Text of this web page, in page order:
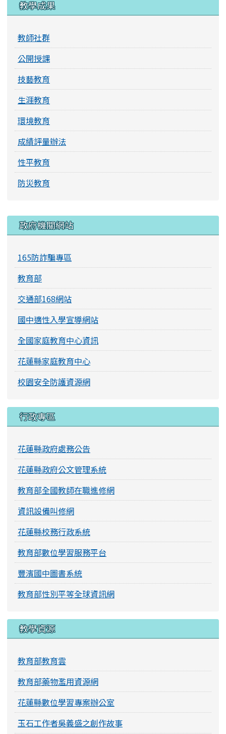
教學成果
教師社群
公開授課
技藝教育
生涯教育
環境教育
成績評量辦法
性平教育
防災教育
右邊區域內容
政府機關網站
165防詐騙專區
教育部
交通部168網站
國中適性入學宣導網站
全國家庭教育中心資訊
花蓮縣家庭教育中心
校園安全防護資源網
行政專區
花蓮縣政府處務公告
花蓮縣政府公文管理系統
教育部全國教師在職進修網
資訊設備叫修網
花蓮縣校務行政系統
教育部數位學習服務平台
豐濱國中圖書系統
教育部性別平等全球資訊網
教學資源
教育部教育雲
教育部藥物濫用資源網
花蓮縣數位學習專案辦公室
玉石工作者吳義盛之創作故事